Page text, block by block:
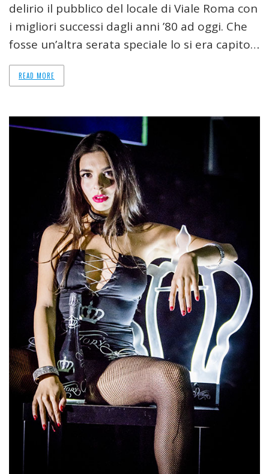
delirio il pubblico del locale di Viale Roma con
i migliori successi dagli anni ’80 ad oggi. Che
fosse un’altra serata speciale lo si era capito…
READ MORE